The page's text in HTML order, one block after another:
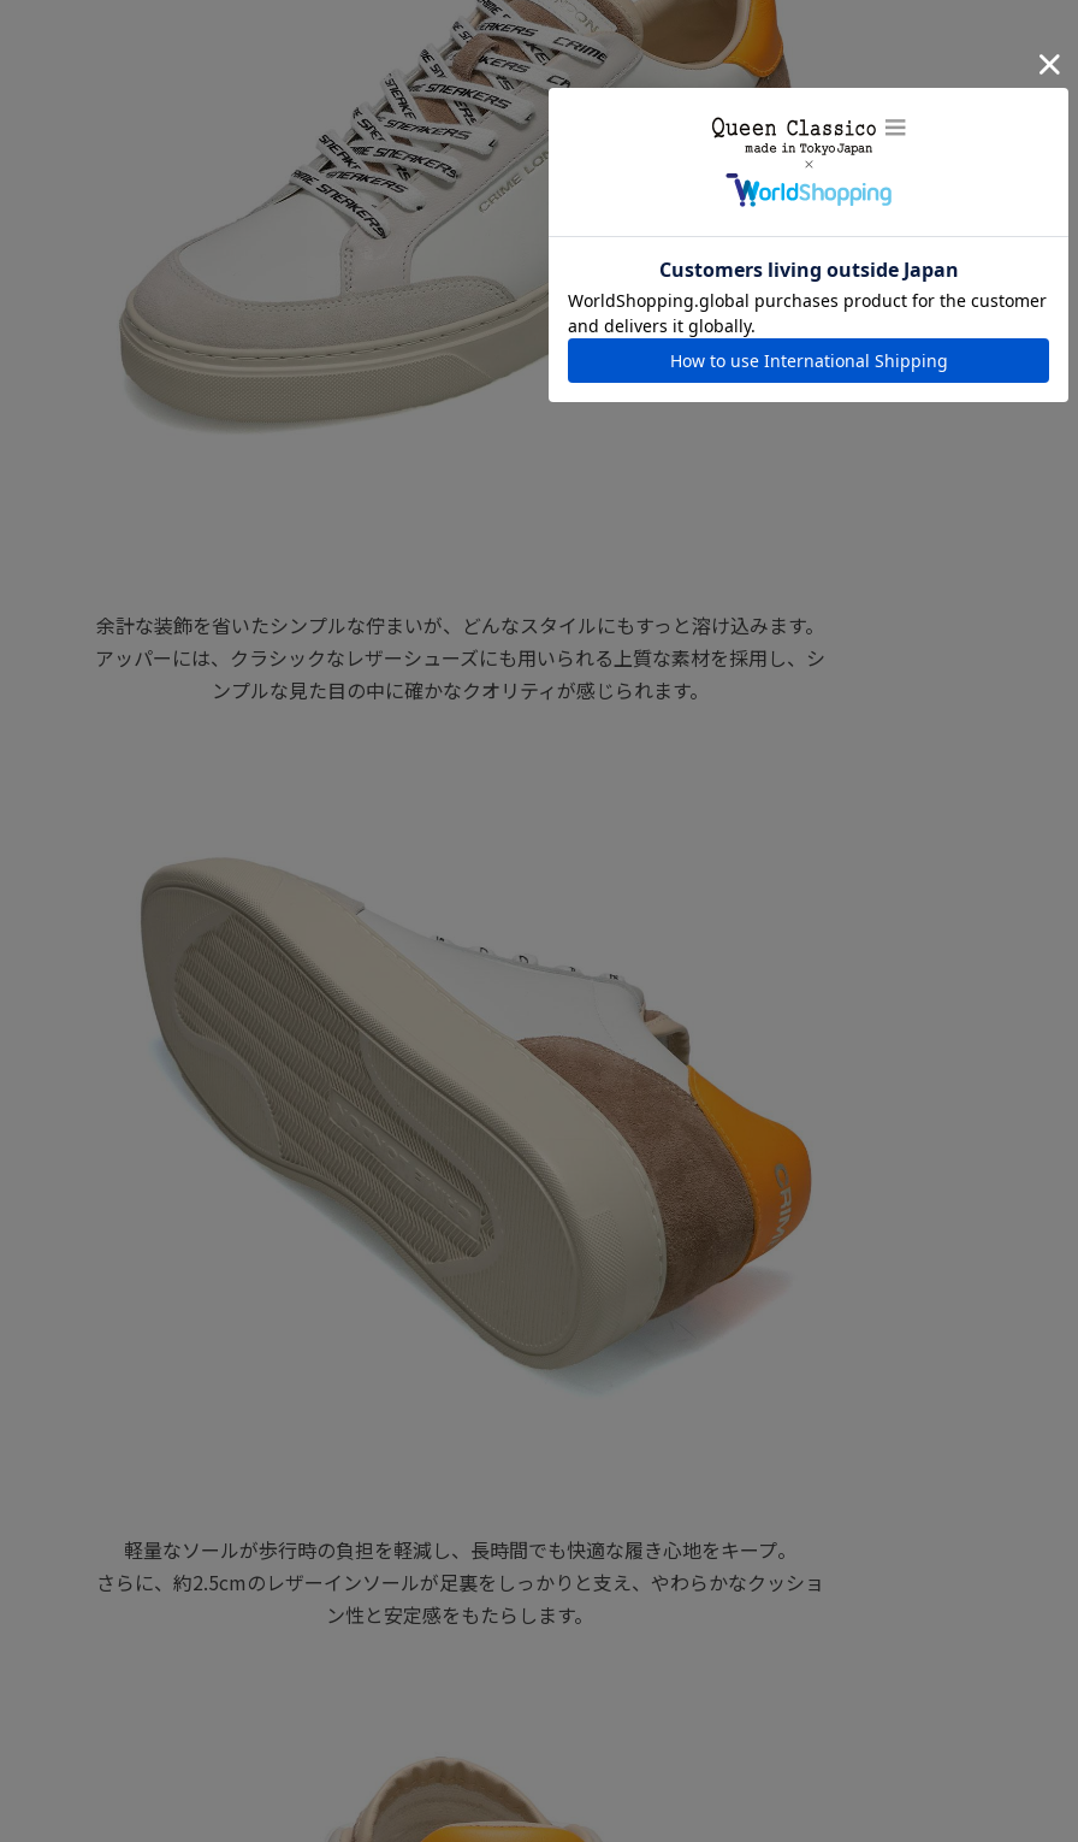
余計な装飾を省いたシンプルな佇まいが、どんなスタイルにもすっと溶け込みます。
アッパーには、クラシックなレザーシューズにも用いられる上質な素材を採用し、シ
ンプルな見た目の中に確かなクオリティが感じられます。
軽量なソールが歩行時の負担を軽減し、長時間でも快適な履き心地をキープ。
さらに、約2.5cmのレザーインソールが足裏をしっかりと支え、やわらかなクッショ
ン性と安定感をもたらします。